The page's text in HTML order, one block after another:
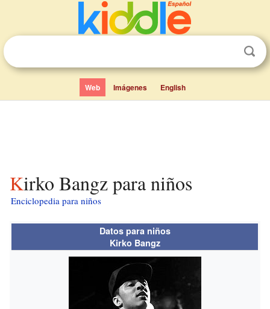
Web Imágenes English
Kirko Bangz para niños
Enciclopedia para niños
Datos para niños
Kirko Bangz